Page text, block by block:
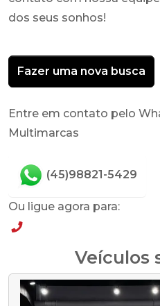
dos seus sonhos!
Fazer uma nova busca
Entre em contato pelo
Multimarcas
(45)98821-5429
Ou ligue agora para:
Veículos